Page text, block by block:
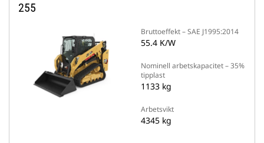
255
Bruttoeffekt – SAE J1995:2014
55.4 K/W
Nominell arbetskapacitet – 35%
tipplast
1133 kg
Arbetsvikt
4345 kg